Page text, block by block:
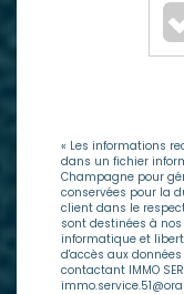
« Les informations
dans un fichier
Champagne pour
conservées pour la
client dans le
sont destinées à
informatique et
d'accès aux
contactant IMMO